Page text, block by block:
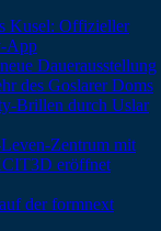
Kusel: Offizieller
App
Dauerausstellung
des Goslarer Doms
Brillen durch Uslar
Zentrum mit
eröffnet
der formnext